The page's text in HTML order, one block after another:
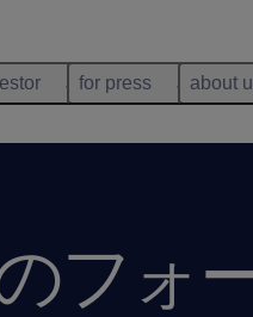
for press about
フォ